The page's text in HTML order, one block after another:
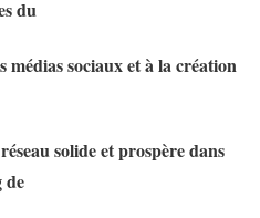
du
sociaux et à la création
solide et prospère dans
de